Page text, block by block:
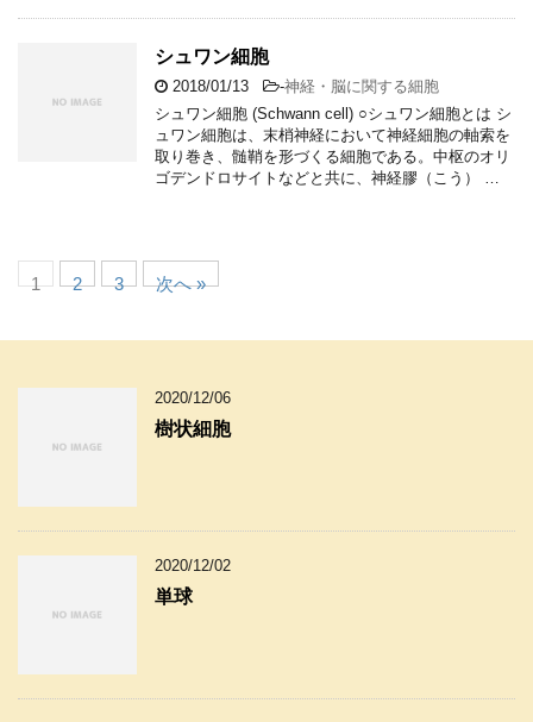
シュワン細胞
2018/01/13 -神経・脳に関する細胞
シュワン細胞 (Schwann cell) ○シュワン細胞とは シ
ュワン細胞は、末梢神経において神経細胞の軸索を
取り巻き、髄鞘を形づくる細胞である。中枢のオリ
ゴデンドロサイトなどと共に、神経膠（こう） …
1 2 3 次へ »
2020/12/06
樹状細胞
2020/12/02
単球